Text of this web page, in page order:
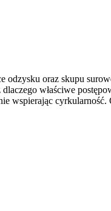
oraz skupu
właściwe
wspierając